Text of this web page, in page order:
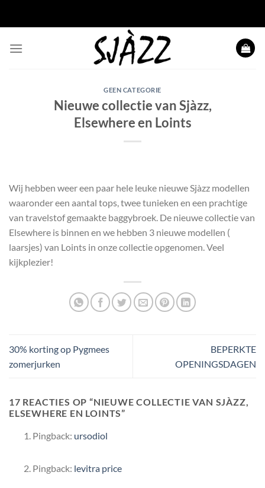
GEEN CATEGORIE
Nieuwe collectie van Sjàzz,
Elsewhere en Loints
Wij hebben weer een paar hele leuke nieuwe Sjàzz modellen
waaronder een aantal tops, twee tunieken en een prachtige
van travelstof gemaakte baggybroek. De nieuwe collectie van
Elsewhere is binnen en we hebben 3 nieuwe modellen (
laarsjes) van Loints in onze collectie opgenomen. Veel
kijkplezier!
30% korting op Pygmees
zomerjurken
BEPERKTE
OPENINGSDAGEN
17 REACTIES OP “NIEUWE COLLECTIE VAN SJÀZZ,
ELSEWHERE EN LOINTS”
Pingback: ursodiol
Pingback: levitra price